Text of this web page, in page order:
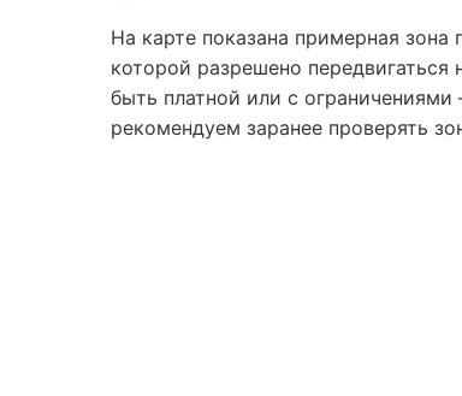
На карте показана примерная
которой разрешено
быть платной или с
рекомендуем заранее проверять